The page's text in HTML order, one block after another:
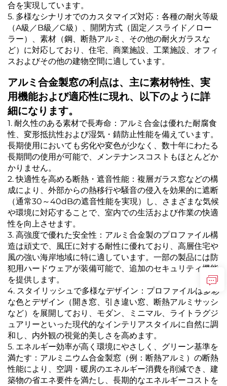
合を実現しています。
5. 多様なシナリオでのカスタマイズ対応：各種の耐火等級
（A級／B級／C級）、開閉方式（固定／スライド／ロー
ラー）、素材（鋼、断熱アルミ、その他の耐火ガラスな
ど）に対応しており、住宅、商業施設、工業施設、オフィ
スおよびその他の建物空間に適しています。
アルミ合金製窓の利点は、主に素材特性、実
用機能および適応性に現れ、以下のように詳
細になります。
1. 耐久性のある素材で長寿命：アルミ合金は優れた耐腐食
性、変形抵抗性および湿気・錆防止性能を備えています。
長期使用においても劣化や変色が少なく、数十年にわたる
長期間の使用が可能で、メンテナンスコストもほとんどか
かりません。
2. 快適性を高める断熱・遮音性能：複層ガラス窓などの構
成により、外部からの熱移行や騒音の侵入を効果的に遮断
（通常30～40dBの遮音性能を実現）し、さまざまな気候
や環境に対応することで、室内での生活および作業の快適
性を向上させます。
3. 高強度で優れた安全性：アルミ合金製のプロファイル構
造は頑丈で、風圧に対する耐性に優れており、高層住宅や
風の強い海岸地域に特に適しています。一部の製品には防
犯用ハードウェアが装備可能で、追加のセキュリティ機能
を提供します。
4. スタイリッシュで多様なデザイン：プロファイルは多彩
な色とデザイン（開き窓、引き違い窓、断熱アルミサッシ
など）を展開しており、モダン、ミニマル、ライトラグジ
ュアリーといった現代的なインテリアスタイルに自然に調
和し、内外観の視覚的美しさを高めます。
5. エネルギー効率が高く環境にやさしく、グリーン基準を
満たす：アルミニウム合金製窓（例：断熱アルミ）の断熱
性能により、空調・暖房のエネルギー消費を削減でき、建
築物の省エネ要件を満たし、長期的なエネルギーコストを